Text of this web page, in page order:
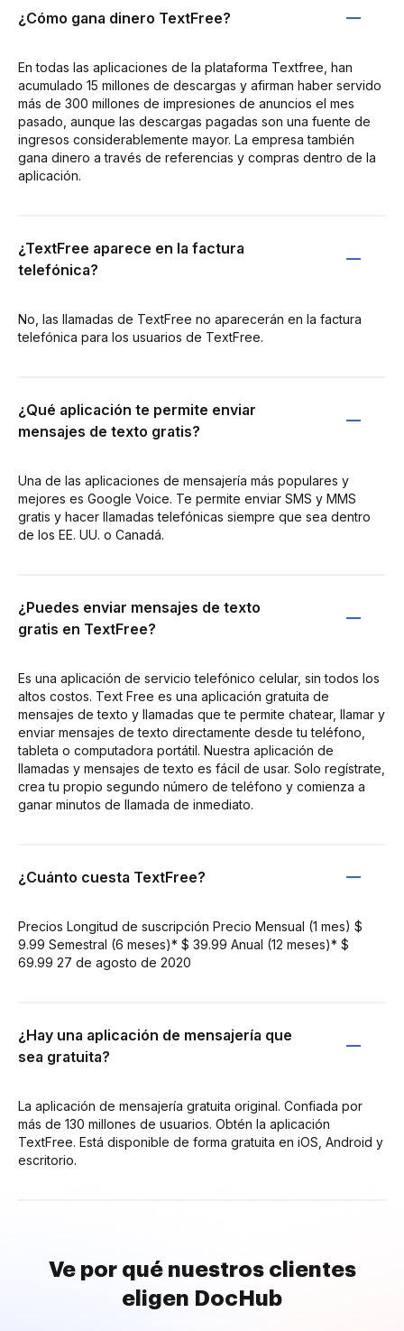
¿Cómo gana dinero TextFree?
En todas las aplicaciones de la plataforma Textfree, han
acumulado 15 millones de descargas y afirman haber servido
más de 300 millones de impresiones de anuncios el mes
pasado, aunque las descargas pagadas son una fuente de
ingresos considerablemente mayor. La empresa también
gana dinero a través de referencias y compras dentro de la
aplicación.
¿TextFree aparece en la factura
telefónica?
No, las llamadas de TextFree no aparecerán en la factura
telefónica para los usuarios de TextFree.
¿Qué aplicación te permite enviar
mensajes de texto gratis?
Una de las aplicaciones de mensajería más populares y
mejores es Google Voice. Te permite enviar SMS y MMS
gratis y hacer llamadas telefónicas siempre que sea dentro
de los EE. UU. o Canadá.
¿Puedes enviar mensajes de texto
gratis en TextFree?
Es una aplicación de servicio telefónico celular, sin todos los
altos costos. Text Free es una aplicación gratuita de
mensajes de texto y llamadas que te permite chatear, llamar y
enviar mensajes de texto directamente desde tu teléfono,
tableta o computadora portátil. Nuestra aplicación de
llamadas y mensajes de texto es fácil de usar. Solo regístrate,
crea tu propio segundo número de teléfono y comienza a
ganar minutos de llamada de inmediato.
¿Cuánto cuesta TextFree?
Precios Longitud de suscripción Precio Mensual (1 mes) $
9.99 Semestral (6 meses)* $ 39.99 Anual (12 meses)* $
69.99 27 de agosto de 2020
¿Hay una aplicación de mensajería que
sea gratuita?
La aplicación de mensajería gratuita original. Confiada por
más de 130 millones de usuarios. Obtén la aplicación
TextFree. Está disponible de forma gratuita en iOS, Android y
escritorio.
Ve por qué nuestros clientes
eligen DocHub